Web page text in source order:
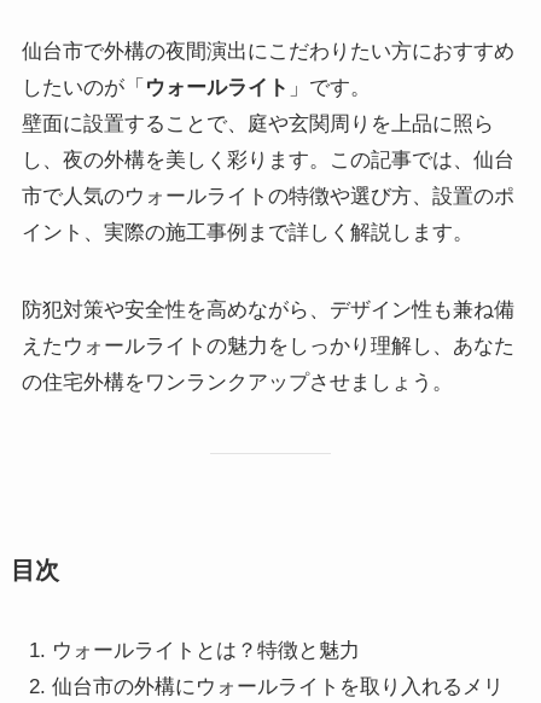
仙台市で外構の夜間演出にこだわりたい方におすすめ
したいのが「 ウォールライト 」です。
壁面に設置することで、庭や玄関周りを上品に照ら
し、夜の外構を美しく彩ります。この記事では、仙台
市で人気のウォールライトの特徴や選び方、設置のポ
イント、実際の施工事例まで詳しく解説します。
防犯対策や安全性を高めながら、デザイン性も兼ね備
えたウォールライトの魅力をしっかり理解し、あなた
の住宅外構をワンランクアップさせましょう。
目次
ウォールライトとは？特徴と魅力
仙台市の外構にウォールライトを取り入れるメリ